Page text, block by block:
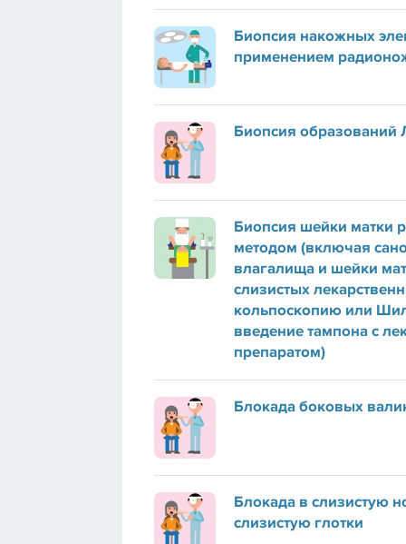
Биопсия накожных
применением
Биопсия образований
Биопсия шейки матки
методом (включая
влагалища и шейки
слизистых
кольпоскопию или
введение тампона с
препаратом)
Блокада боковых
Блокада в слизистую
слизистую глотки